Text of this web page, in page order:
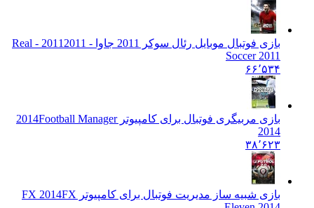
بازی فوتبال موبایل رئال سوکر 2011 جاوا - 2011
2011 - Real
Soccer 2011
۶۶٬۵۳۴
بازی مربیگری فوتبال برای کامپیوتر 2014Football Manager
2014
۳۸٬۶۲۳
بازی شبیه ساز مدیریت فوتبال برای کامپیوتر FX 2014 FX